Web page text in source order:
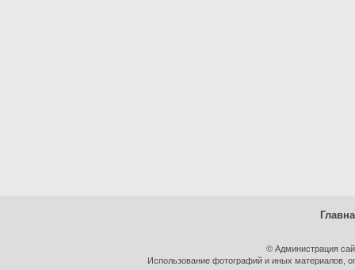
© Администрация
Использование фотографий и иных материалов,